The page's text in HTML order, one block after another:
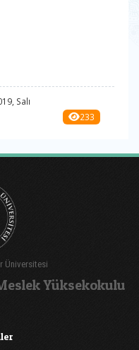
Salı
233
Üniversitesi
Yüksekokulu